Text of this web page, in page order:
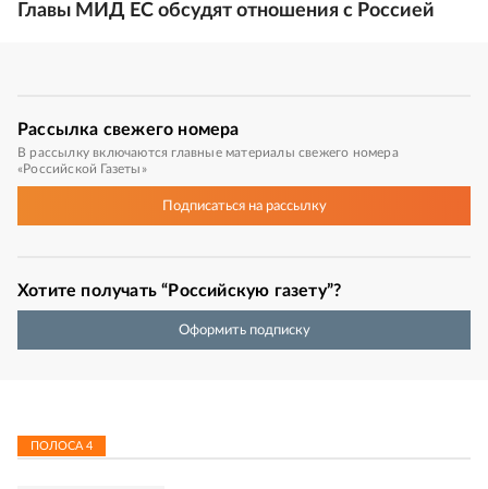
Главы МИД ЕC обсудят отношения с Россией
Рассылка свежего номера
В рассылку включаются главные материалы свежего номера
«Российской Газеты»
Подписатьсяна рассылку
Хотите получать “Российскую газету”?
Оформить подписку
ПОЛОСА 4